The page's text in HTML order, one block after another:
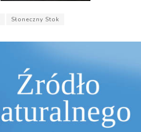
Słoneczny Stok